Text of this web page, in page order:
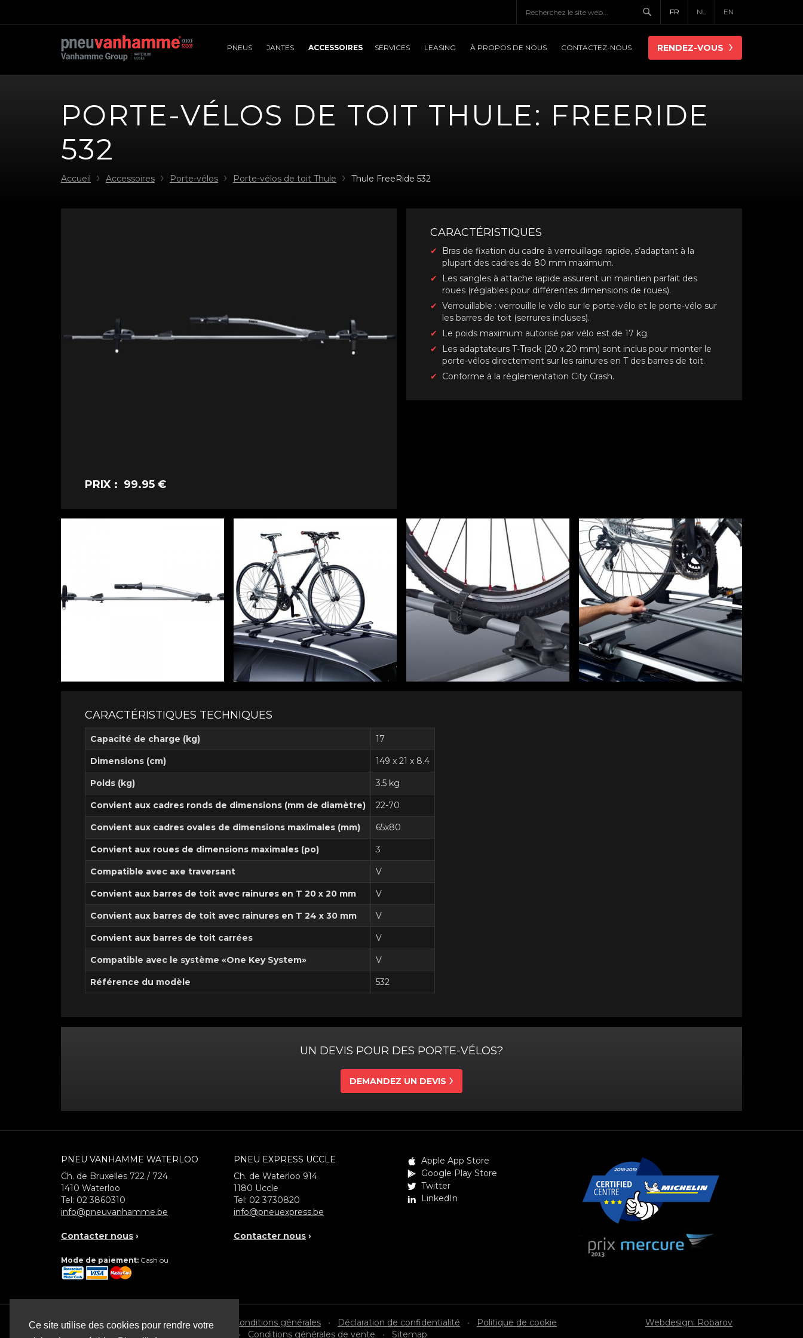
Ce site utilise des cookies pour rendre votre
FR NL EN
PNEUS JANTES
SERVICES
LEASING À PROPOS DE NOUS CONTACTEZ-NOUS RENDEZ-VOUS
PORTE-VÉLOS DE TOIT THULE: FREERIDE
532
Accueil Accessoires Porte-vélos Porte-vélos de toit Thule Thule FreeRide 532
PRIX : 99.95 €
CARACTÉRISTIQUES
Bras de fixation du cadre à verrouillage rapide, s’adaptant à la
plupart des cadres de 80 mm maximum.
Les sangles à attache rapide assurent un maintien parfait des
roues (réglables pour différentes dimensions de roues).
Verrouillable : verrouille le vélo sur le porte-vélo et le porte-vélo sur
les barres de toit (serrures incluses).
Le poids maximum autorisé par vélo est de 17 kg.
Les adaptateurs T-Track (20 x 20 mm) sont inclus pour monter le
porte-vélos directement sur les rainures en T des barres de toit.
Conforme à la réglementation City Crash.
CARACTÉRISTIQUES TECHNIQUES
Capacité de charge (kg) 17
Dimensions (cm) 149 x 21 x 8.4
Poids (kg) 3.5 kg
Convient aux cadres ronds de dimensions (mm de diamètre) 22-70
Convient aux cadres ovales de dimensions maximales (mm) 65x80
Convient aux roues de dimensions maximales (po) 3
Compatible avec axe traversant V
Convient aux barres de toit avec rainures en T 20 x 20 mm V
Convient aux barres de toit avec rainures en T 24 x 30 mm V
Convient aux barres de toit carrées V
Compatible avec le système «One Key System» V
Référence du modèle 532
UN DEVIS POUR DES PORTE-VÉLOS?
DEMANDEZ UN DEVIS
PNEU VANHAMME WATERLOO
Ch. de Bruxelles 722 / 724
1410 Waterloo
Tel: 02 3860310
info@pneuvanhamme.be
Contacter nous ›
Mode de paiement: Cash ou
PNEU EXPRESS UCCLE
Ch. de Waterloo 914
1180 Uccle
Tel: 02 3730820
info@pneuexpress.be
Contacter nous ›
Apple App Store
Google Play Store
Twitter
LinkedIn
© 2026 Pneu Vanhamme Conditions générales • Déclaration de confidentialité •
Politique de cookie
•
Conditions générales de vente • Sitemap
Webdesign: Robarov